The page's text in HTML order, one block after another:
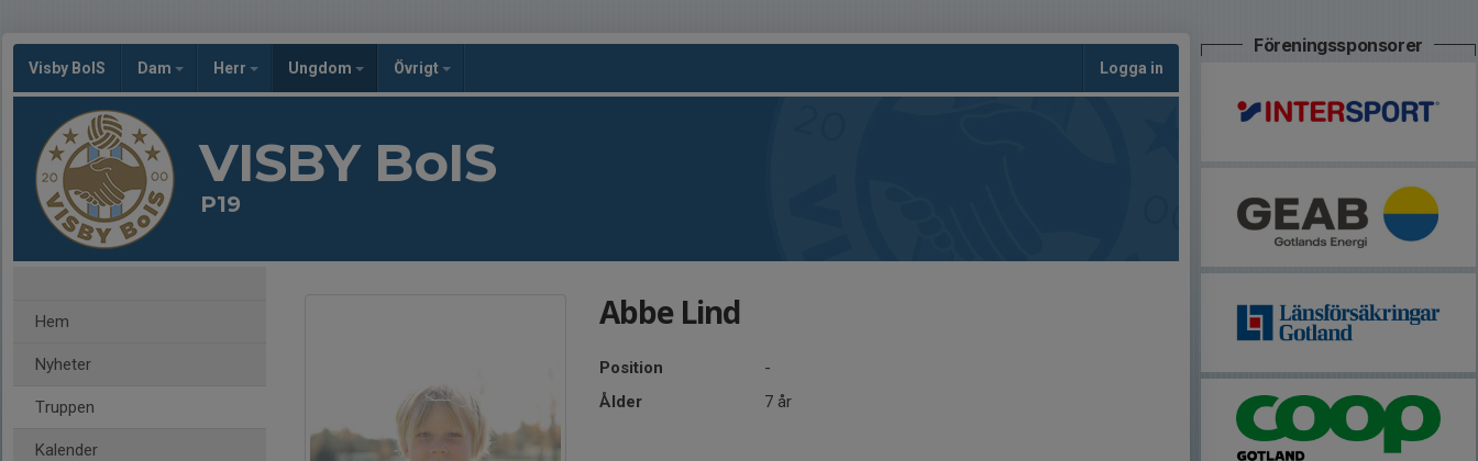
Visby BoIS Dam Herr Ungdom Övrigt Logga in
VISBY BoIS
P19
Hem
Nyheter
Truppen
Kalender
Abbe Lind
Position
-
Ålder
7 år
Föreningssponsorer